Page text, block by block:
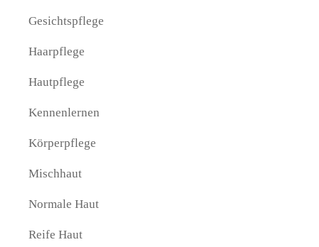
Gesichtspflege
Haarpflege
Hautpflege
Kennenlernen
Körperpflege
Mischhaut
Normale Haut
Reife Haut